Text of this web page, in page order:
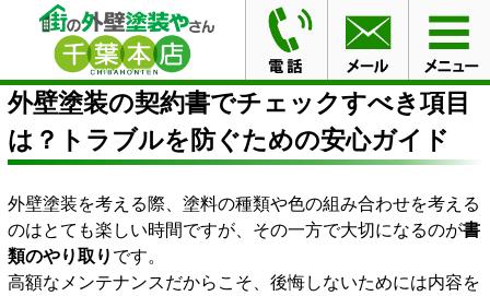
HOME ブログ
外壁塗装の契約書でチェックすべき項目
は？トラブルを防ぐための安心ガイド
外壁塗装の契約書でチェックすべき項目
は？トラブルを防ぐための安心ガイド
外壁塗装を考える際、塗料の種類や色の組み合わせを考える
のはとても楽しい時間ですが、その一方で大切になるのが書
類のやり取り です。
高額なメンテナンスだからこそ、後悔しないためには内容を